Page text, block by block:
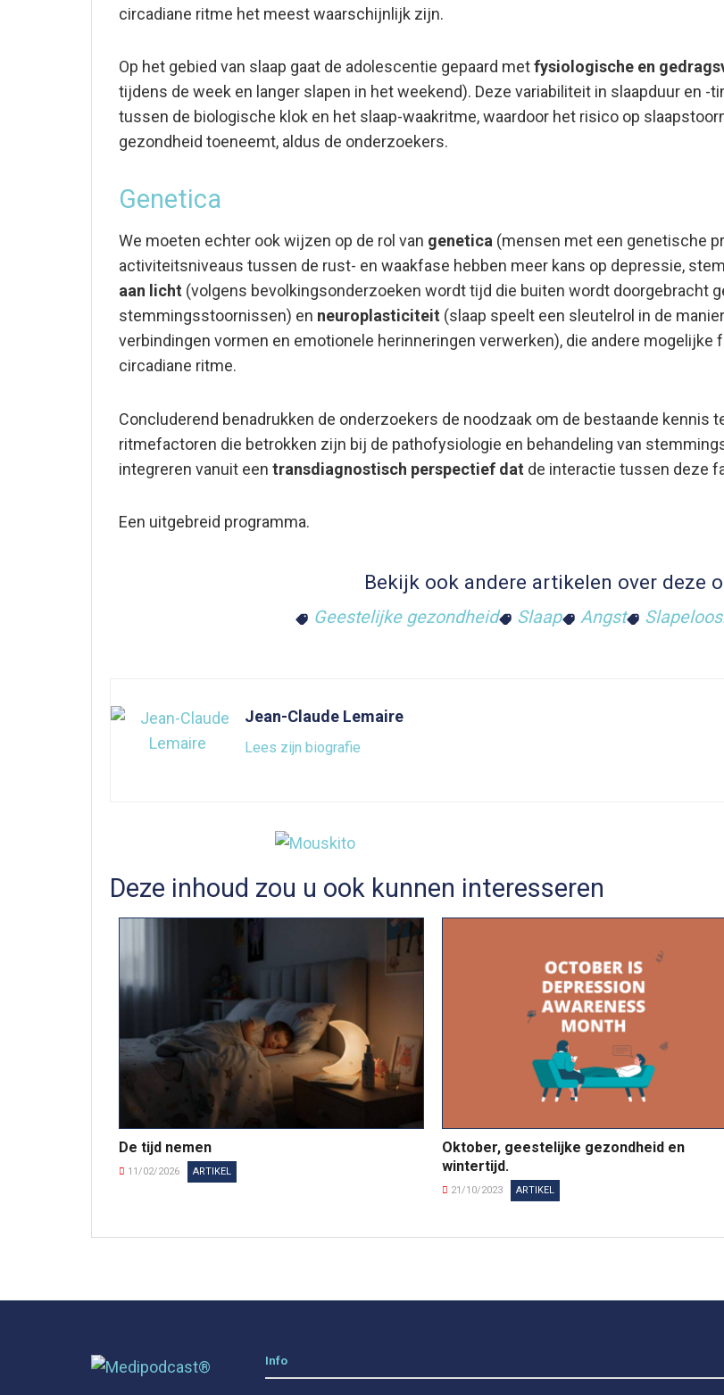
circadiane ritme het meest waarschijnlijk zijn.
Op het gebied van slaap gaat de adolescentie gepaard metfysiologische en
tijdens de week en langer slapen in het weekend). Deze variabiliteit in slaapduur en
tussen de biologische klok en het slaap-waakritme, waardoor het risico op
gezondheid toeneemt, aldus de onderzoekers.
Genetica
We moeten echter ook wijzen op de rol van genetica (mensen met een genetische
activiteitsniveaus tussen de rust- en waakfase hebben meer kans op depressie,
aan licht (volgens bevolkingsonderzoeken wordt tijd die buiten wordt doorgebracht
stemmingsstoornissen) en neuroplasticiteit (slaap speelt een sleutelrol in de
verbindingen vormen en emotionele herinneringen verwerken), die andere
circadiane ritme.
Concluderend benadrukken de onderzoekers de noodzaak om de bestaande kennis
ritmefactoren die betrokken zijn bij de pathofysiologie en behandeling van
integreren vanuit een transdiagnostisch perspectief dat de interactie tussen deze
Een uitgebreid programma.
Bekijk ook andere artikelen over deze
Geestelijke gezondheid Slaap Angst
Jean-Claude Lemaire
Lees zijn biografie
Deze inhoud zou u ook kunnen interesseren
De tijd nemen
11/02/2026 ARTIKEL
Oktober, geestelijke gezondheid en
wintertijd.
21/10/2023 ARTIKEL
Info